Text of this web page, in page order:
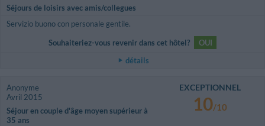
Séjours de loisirs avec amis/collegues
Servizio buono con personale gentile.
Souhaiteriez-vous revenir dans cet hôtel?
OUI
détails
Anonyme
Avril 2015
Séjour en couple d'âge moyen supérieur à
35 ans
EXCEPTIONNEL
10/10